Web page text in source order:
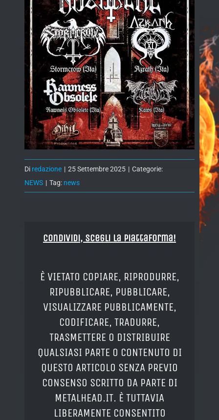
Di redazione | 25 Settembre 2025 | Categorie:
NEWS | Tag: news
Condividi, Scegli la piattaforma!
È VIETATO COPIARE, RIPRODURRE,
RIPUBBLICARE, PUBBLICARE,
VISUALIZZARE PUBBLICAMENTE,
CODIFICARE, TRADURRE,
TRASMETTERE O DISTRIBUIRE
QUALSIASI PARTE O CONTENUTO DI
QUESTO ARTICOLO SENZA PREVIO
CONSENSO SCRITTO DA PARTE DI
METALHEAD.IT. È TUTTAVIA
LIBERAMENTE CONSENTITO